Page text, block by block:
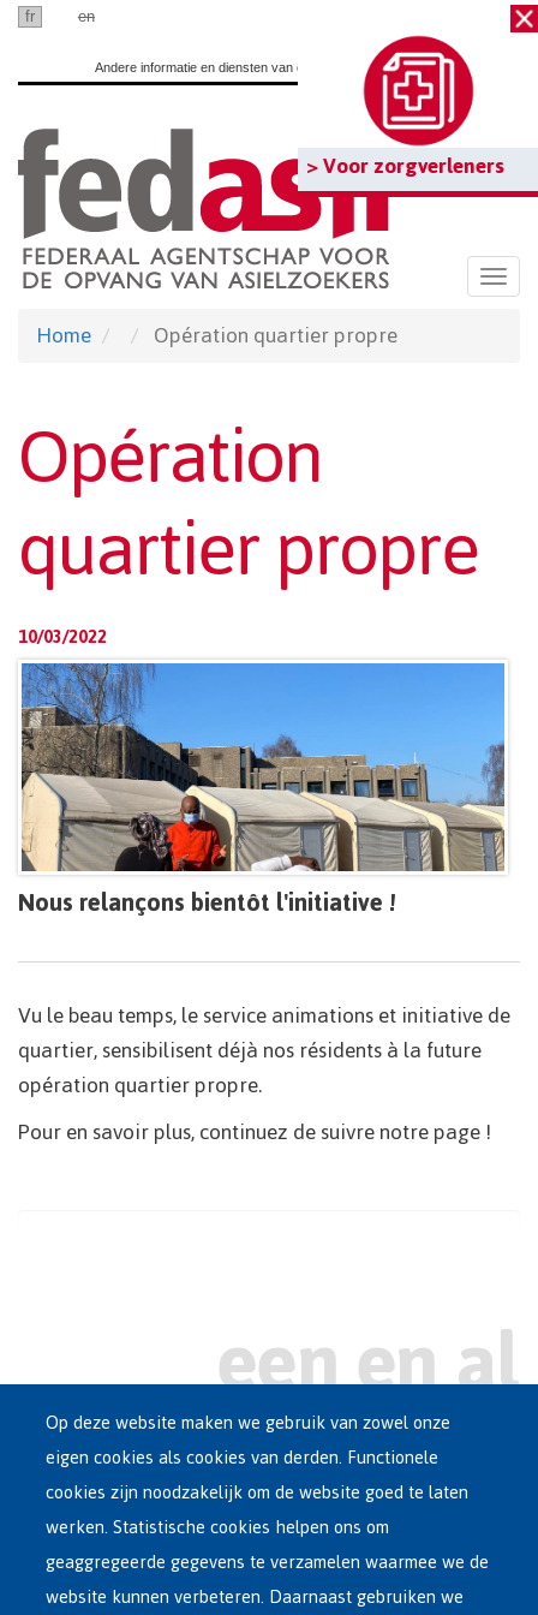
Ga
hoofdinhoud
> Voor zorgverleners
fr en
Andere informatie en diensten van de overheid:www.belgium.be
Home Opération quartier propre
Opération
quartier propre
10/03/2022
Nous relançons bientôt l'initiative !
Vu le beau temps, le service animations et initiative de
quartier, sensibilisent déjà nos résidents à la future
opération quartier propre.
Pour en savoir plus, continuez de suivre notre page !
Main
Dutch
Menu
ASIEL IN BELGIË
OPVANGNETWERK
VRIJWILLIGE TERUGKEER
Op deze website maken we gebruik van zowel onze
eigen cookies als cookies van derden. Functionele
cookies zijn noodzakelijk om de website goed te laten
werken. Statistische cookies helpen ons om
geaggregeerde gegevens te verzamelen waarmee we de
website kunnen verbeteren. Daarnaast gebruiken we